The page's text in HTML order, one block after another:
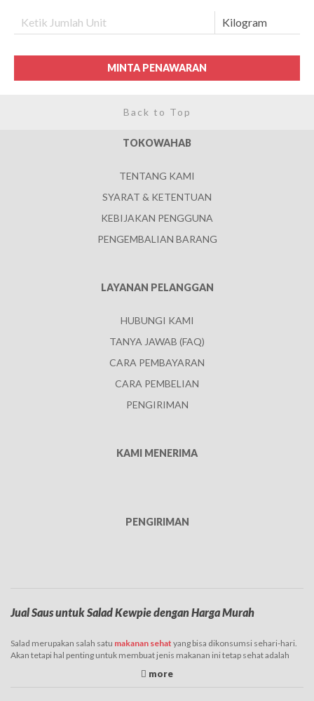
MINTA PENAWARAN
Back to Top
TOKOWAHAB
TENTANG KAMI
SYARAT & KETENTUAN
KEBIJAKAN PENGGUNA
PENGEMBALIAN BARANG
LAYANAN PELANGGAN
HUBUNGI KAMI
TANYA JAWAB (FAQ)
CARA PEMBAYARAN
CARA PEMBELIAN
PENGIRIMAN
KAMI MENERIMA
PENGIRIMAN
Jual Saus untuk Salad Kewpie dengan Harga Murah
Salad merupakan salah satu makanan sehat yang bisa dikonsumsi sehari-hari.
Akan tetapi hal penting untuk membuat jenis makanan ini tetap sehat adalah
bisa dengan menggunakan produk dari Kewpie yang menawarkan berbagai